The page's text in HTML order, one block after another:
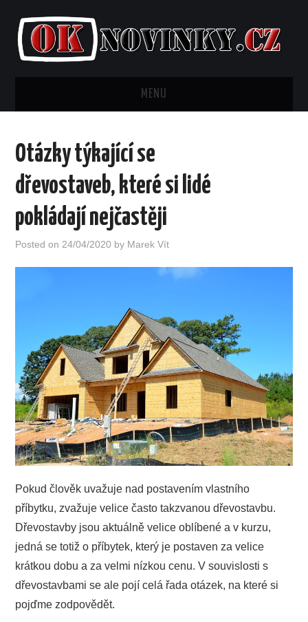
MENU
BYDLENÍ
LIFESTYLE
PODNIKÁNÍ
SPORT
TECHNIKA
ZAJÍMAVOSTI
Otázky týkající se
dřevostaveb, které si lidé
pokládají nejčastěji
Posted on 24/04/2020 by Marek Vít
Pokud člověk uvažuje nad postavením vlastního
příbytku, zvažuje velice často takzvanou dřevostavbu.
Dřevostavby jsou aktuálně velice oblíbené a v kurzu,
jedná se totiž o příbytek, který je postaven za velice
krátkou dobu a za velmi nízkou cenu. V souvislosti s
dřevostavbami se ale pojí celá řada otázek, na které si
pojďme zodpovědět.